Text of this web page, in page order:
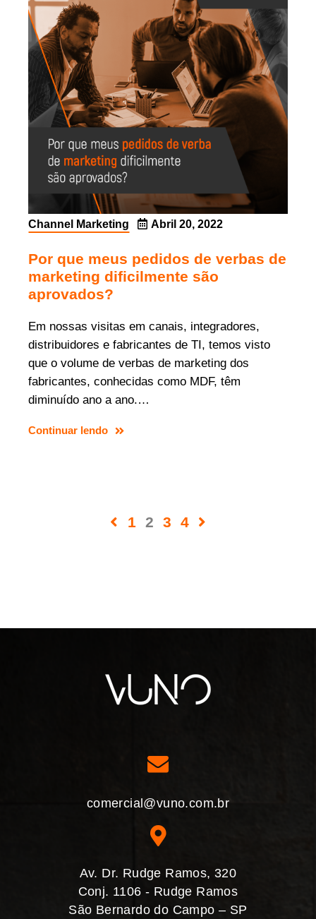
Channel Marketing Abril 20, 2022
Por que meus pedidos de verbas de
marketing dificilmente são
aprovados?
Em nossas visitas em canais, integradores,
distribuidores e fabricantes de TI, temos visto
que o volume de verbas de marketing dos
fabricantes, conhecidas como MDF, têm
diminuído ano a ano.…
Continuar lendo
1 2 3 4
comercial@vuno.com.br
Av. Dr. Rudge Ramos, 320
Conj. 1106 - Rudge Ramos
São Bernardo do Campo – SP